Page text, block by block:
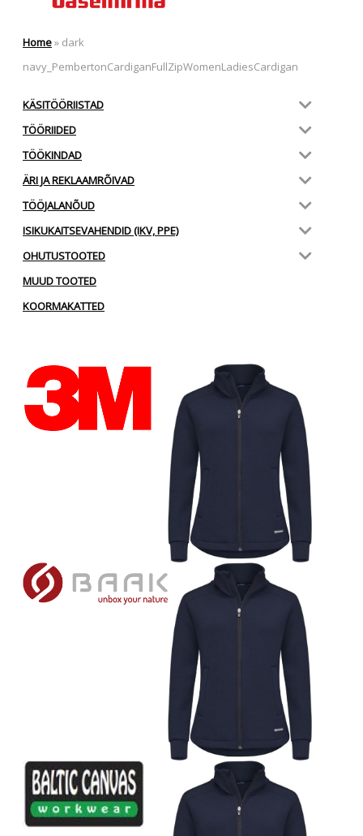
Home» dark
navy_PembertonCardiganFullZipWomenLadiesCardigan
KÄSITÖÖRIISTAD
TÖÖRIIDED
TÖÖKINDAD
ÄRI JA REKLAAMRÕIVAD
TÖÖJALANÕUD
ISIKUKAITSEVAHENDID (IKV, PPE)
OHUTUSTOOTED
MUUD TOOTED
KOORMAKATTED